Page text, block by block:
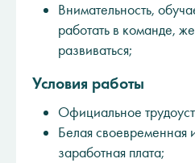
Внимательность,
работать в команде,
развиваться;
Условия работы
Официальное
Белая своевременная
заработная плата;